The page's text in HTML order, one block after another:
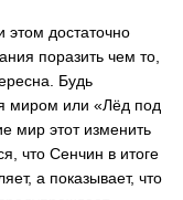
достаточно
поразить чем то,
Будь
миром или «Лёд под
мир этот изменить
что Сенчин в итоге
а показывает, что